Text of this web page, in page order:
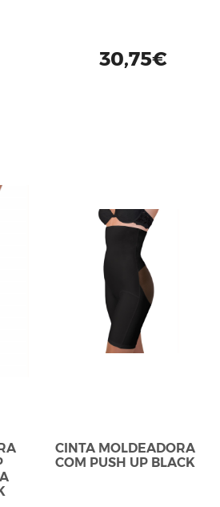
30,75€
CINTA MOLDEADORA
COM PUSH UP BLACK